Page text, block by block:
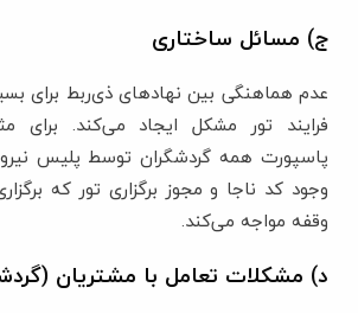
ج) مسائل ساختاری
عدم هماهنگی بین نهادهای ذی‌ربط برای
فرایند تور مشکل ایجاد می‌کند. برای
پاسپورت همه گردشگران توسط پلیس
وجود کد ناجا و مجوز برگزاری تور که
وقفه مواجه می‌کند.
د) مشکلات تعامل با مشتریان